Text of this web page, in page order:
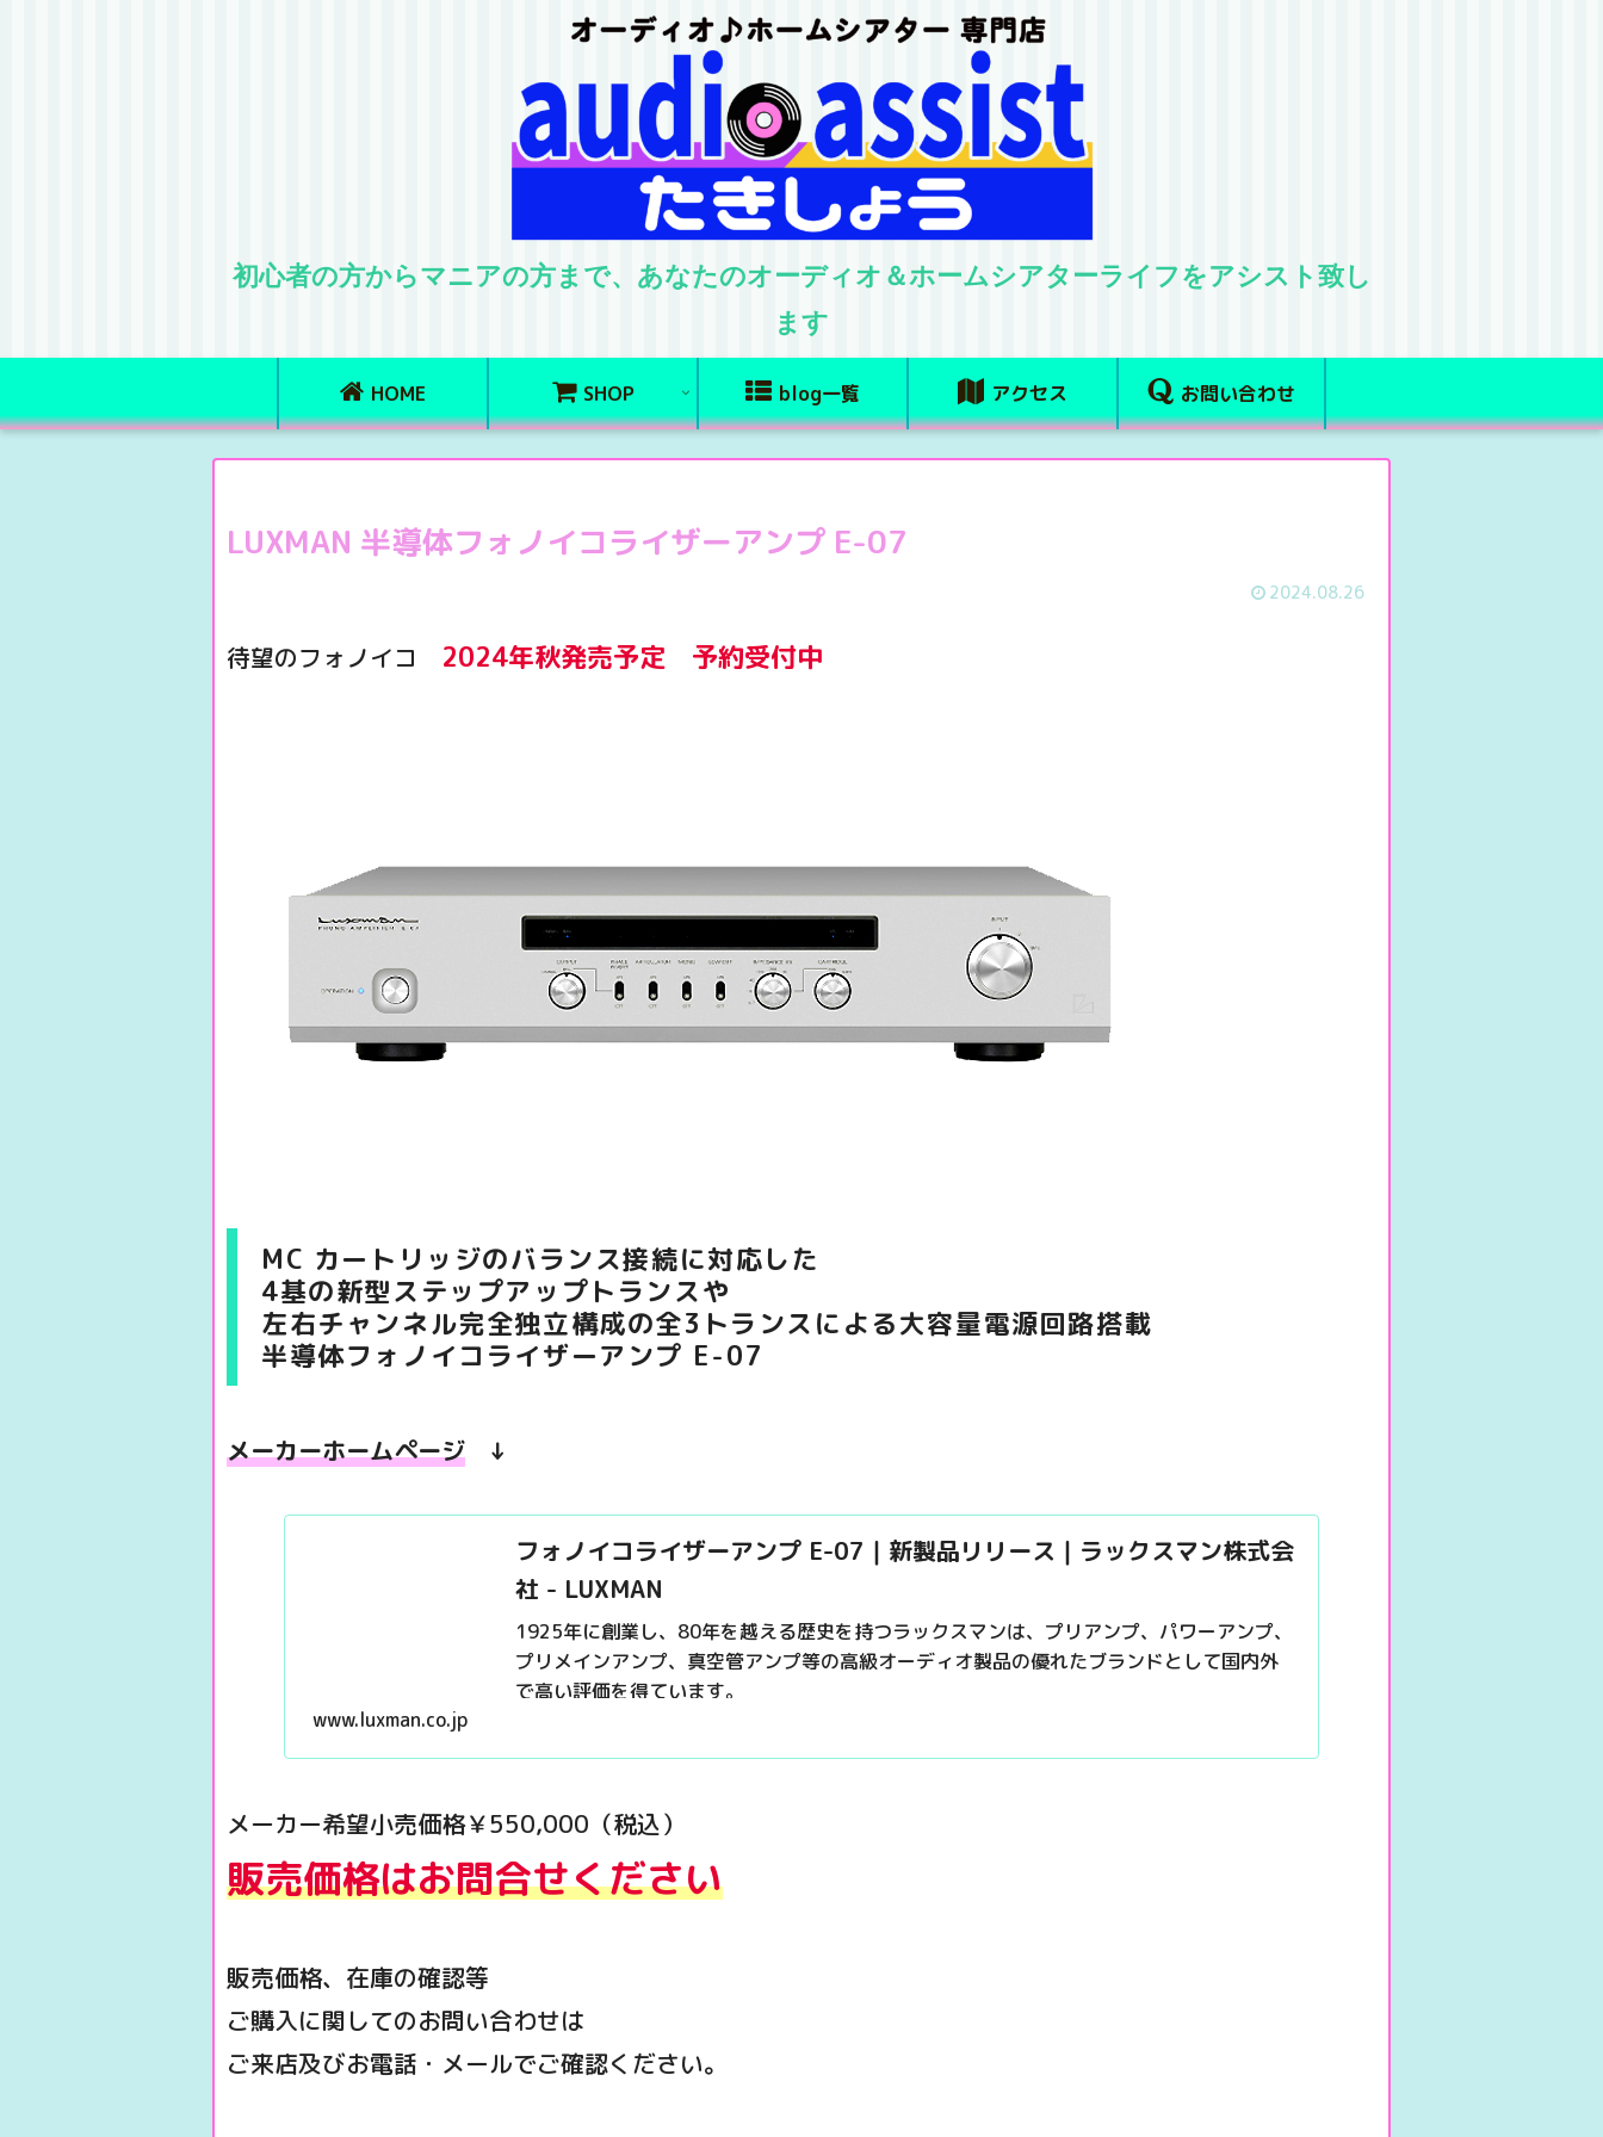
初心者の方からマニアの方まで、あなたのオーディオ＆ホームシアターライフをアシスト致し
ます
HOME SHOP blog一覧 アクセス お問い合わせ
LUXMAN 半導体フォノイコライザーアンプ E-07
2024.08.26
待望のフォノイコ 2024年秋発売予定 予約受付中
MC カートリッジのバランス接続に対応した
4基の新型ステップアップトランスや
左右チャンネル完全独立構成の全3トランスによる大容量電源回路搭載
半導体フォノイコライザーアンプ E-07
メーカーホームページ ↓
フォノイコライザーアンプ E-07｜新製品リリース｜ラックスマン株式会
社 - LUXMAN
1925年に創業し、80年を越える歴史を持つラックスマンは、プリアンプ、パワーアンプ、
プリメインアンプ、真空管アンプ等の高級オーディオ製品の優れたブランドとして国内外
で高い評価を得ています。
www.luxman.co.jp
メーカー希望小売価格￥550,000（税込）
販売価格はお問合せください
販売価格、在庫の確認等
ご購入に関してのお問い合わせは
ご来店及びお電話・メールでご確認ください。